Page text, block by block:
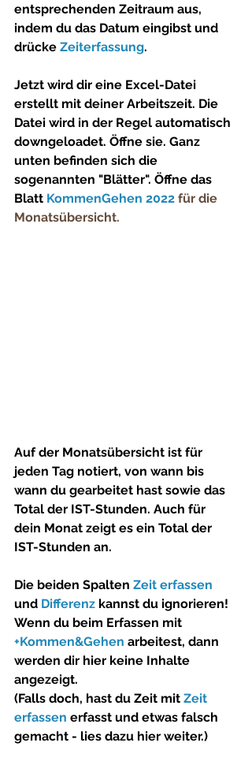
entsprechenden Zeitraum aus,
indem du das Datum eingibst und
drücke Zeiterfassung.
Jetzt wird dir eine Excel-Datei
erstellt mit deiner Arbeitszeit. Die
Datei wird in der Regel automatisch
downgeloadet. Öffne sie. Ganz
unten befinden sich die
sogenannten "Blätter". Öffne das
Blatt KommenGehen 2022 für die
Monatsübersicht.
Auf der Monatsübersicht ist für
jeden Tag notiert, von wann bis
wann du gearbeitet hast sowie das
Total der IST-Stunden. Auch für
dein Monat zeigt es ein Total der
IST-Stunden an.
Die beiden Spalten Zeit erfassen
und Differenz kannst du ignorieren!
Wenn du beim Erfassen mit
+Kommen&Gehen arbeitest, dann
werden dir hier keine Inhalte
angezeigt.
(Falls doch, hast du Zeit mit Zeit
erfassen erfasst und etwas falsch
gemacht - lies dazu hier weiter.)